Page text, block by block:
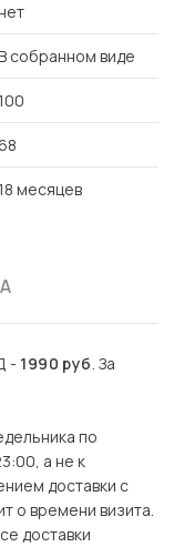
собранном виде
месяцев
- 1990 руб. За
по
а не к
доставки с
о времени визита.
доставки